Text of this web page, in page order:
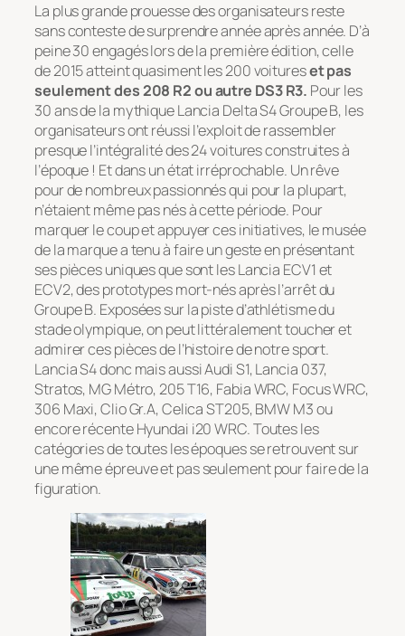
La plus grande prouesse des organisateurs reste
sans conteste de surprendre année après année. D’à
peine 30 engagés lors de la première édition, celle
de 2015 atteint quasiment les 200 voitureset pas
seulement des 208 R2 ou autre DS3 R3. Pour les
30 ans de la mythique Lancia Delta S4 Groupe B, les
organisateurs ont réussi l’exploit de rassembler
presque l’intégralité des 24 voitures construites à
l’époque ! Et dans un état irréprochable. Un rêve
pour de nombreux passionnés qui pour la plupart,
n’étaient même pas nés à cette période. Pour
marquer le coup et appuyer ces initiatives, le musée
de la marque a tenu à faire un geste en présentant
ses pièces uniques que sont les Lancia ECV1 et
ECV2, des prototypes mort-nés après l’arrêt du
Groupe B. Exposées sur la piste d’athlétisme du
stade olympique, on peut littéralement toucher et
admirer ces pièces de l’histoire de notre sport.
Lancia S4 donc mais aussi Audi S1, Lancia 037,
Stratos, MG Métro, 205 T16, Fabia WRC, Focus WRC,
306 Maxi, Clio Gr.A, Celica ST205, BMW M3 ou
encore récente Hyundai i20 WRC. Toutes les
catégories de toutes les époques se retrouvent sur
une même épreuve et pas seulement pour faire de la
figuration.